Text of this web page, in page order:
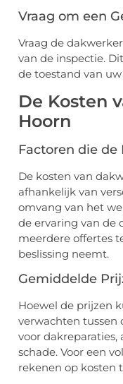
Vraag om een
Vraag de
van de inspectie.
de toestand van
De Kosten
Hoorn
Factoren die de
De kosten van
afhankelijk van
omvang van het
de ervaring van de
meerdere offertes
beslissing neemt.
Gemiddelde
Hoewel de prijzen
verwachten tussen
voor
schade. Voor een
rekenen op kosten